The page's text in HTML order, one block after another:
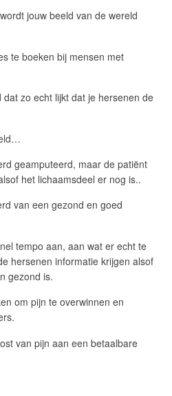
jouw beeld van de wereld
te boeken bij mensen met
zo echt lijkt dat je hersenen de
geamputeerd, maar de patiënt
het lichaamsdeel er nog is..
van een gezond en goed
tempo aan, aan wat er echt te
hersenen informatie krijgen alsof
gezond is.
om pijn te overwinnen en
van pijn aan een betaalbare